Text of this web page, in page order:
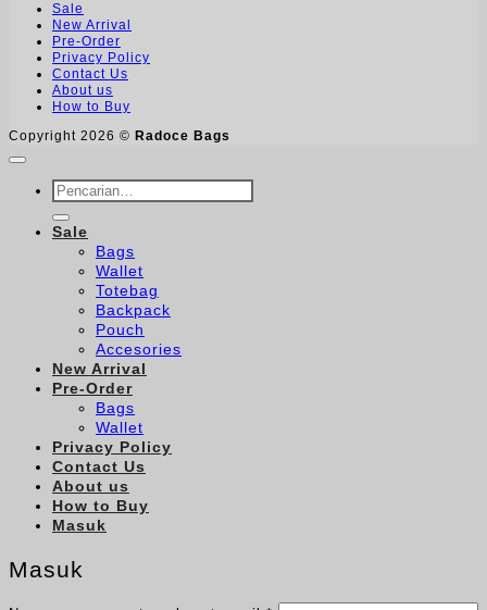
Sale
New Arrival
Pre-Order
Privacy Policy
Contact Us
About us
How to Buy
Copyright 2026 © Radoce Bags
Pencarian
untuk:
Sale
Bags
Wallet
Totebag
Backpack
Pouch
Accesories
New Arrival
Pre-Order
Bags
Wallet
Privacy Policy
Contact Us
About us
How to Buy
Masuk
Masuk